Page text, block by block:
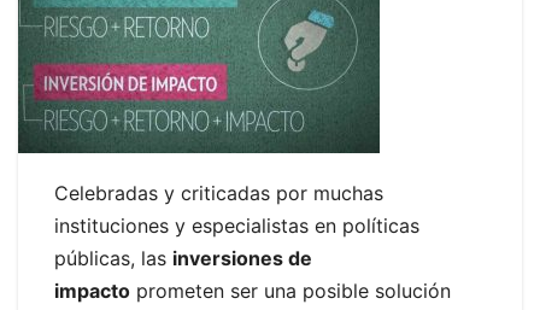
Celebradas y criticadas por muchas
instituciones y especialistas en políticas
públicas, las inversiones de
impacto prometen ser una posible solución